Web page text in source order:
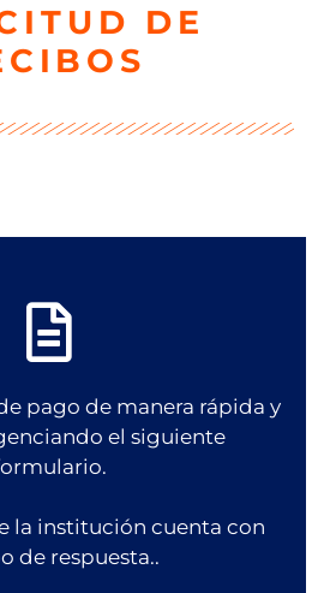
DE
pago de manera rápida y
el siguiente
la institución cuenta con
de respuesta..